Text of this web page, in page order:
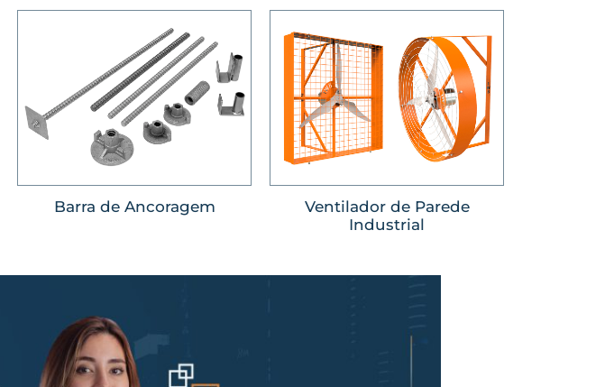
Barra de Ancoragem
Ventilador de Parede
Industrial